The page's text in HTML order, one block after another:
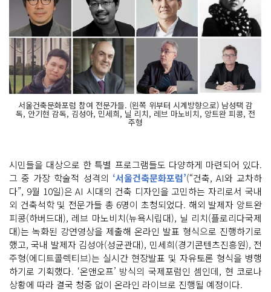
서울건축문화포럼 참여 전문가들. (왼쪽 위부터 시계방향으로) 남성택 감
독, 안기현 감독, 김성아, 민세희, 닐 리치, 레브 마노비치, 앙트완 피콩, 전
주형
시민들을 대상으로 한 특별 프로그램들도 다양하게 마련되어 있다.
그 중 가장 학술적 성격의 ‘서울건축문화포럼’(“건축, AI와 교차하
다”, 9월 10일)은 AI 시대의 건축 디자인을 고민하는 자리로서 국내
외 건축석학 및 전문가들 총 6명이 초청되었다. 해외 발제자 앙트완
피콩(하버드대), 레브 마노비치(뉴욕시립대), 닐 리치(플로리다국제
대)는 녹화된 강연영상을 제출해 온라인 발표 형식으로 진행하기로
했고, 국내 발제자 김성아(성균관대), 민세희(경기콘텐츠진흥원), 전
주형(에디트콜렉티브)는 실시간 현장발표 및 자유토론 형식을 병행
하기로 기획했다. ‘온앤오프’ 방식의 국제포럼인 셈인데, 현 코로나
상황에 따라 결국 청중 없이 온라인 라이브로 진행될 예정이다.